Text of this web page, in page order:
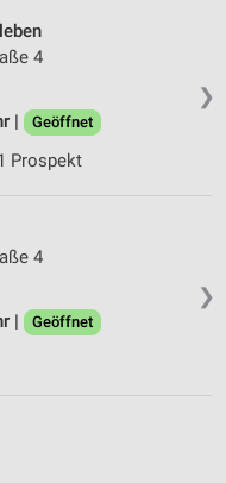
❯
4
|
Geöffnet
Prospekt
❯
4
|
Geöffnet